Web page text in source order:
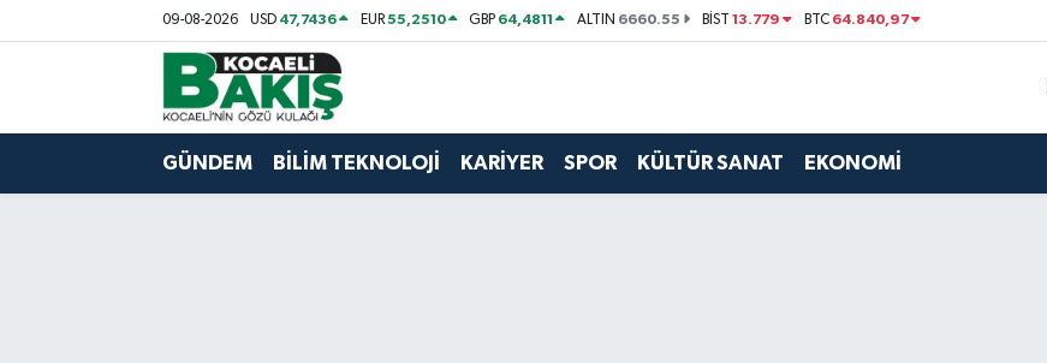
09-08-2026 USD 47,7436 EUR55,2510 GBP 64,4811 ALTIN 6660.55 BİST13.779 BTC 64.840,97
GÜNDEM BİLİM TEKNOLOJİ KARİYER SPOR KÜLTÜR SANAT EKONOMİ
Kocaeli Nöbetçi Eczaneler
Kocaeli Hava Durumu